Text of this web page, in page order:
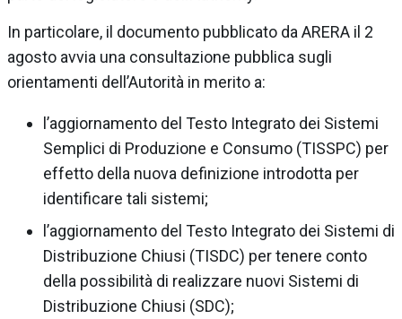
In particolare, il documento pubblicato da ARERA il 2
agosto avvia una consultazione pubblica sugli
orientamenti dell’Autorità in merito a:
l’aggiornamento del Testo Integrato dei Sistemi
Semplici di Produzione e Consumo (TISSPC) per
effetto della nuova definizione introdotta per
identificare tali sistemi;
l’aggiornamento del Testo Integrato dei Sistemi di
Distribuzione Chiusi (TISDC) per tenere conto
della possibilità di realizzare nuovi Sistemi di
Distribuzione Chiusi (SDC);